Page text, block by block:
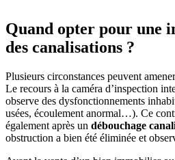
Quand opter pour une
des canalisations ?
Plusieurs circonstances peuvent
Le recours à la caméra d’inspection
observe des dysfonctionnements
usées, écoulement anormal…). Ce
également après un débouchage
obstruction a bien été éliminée et